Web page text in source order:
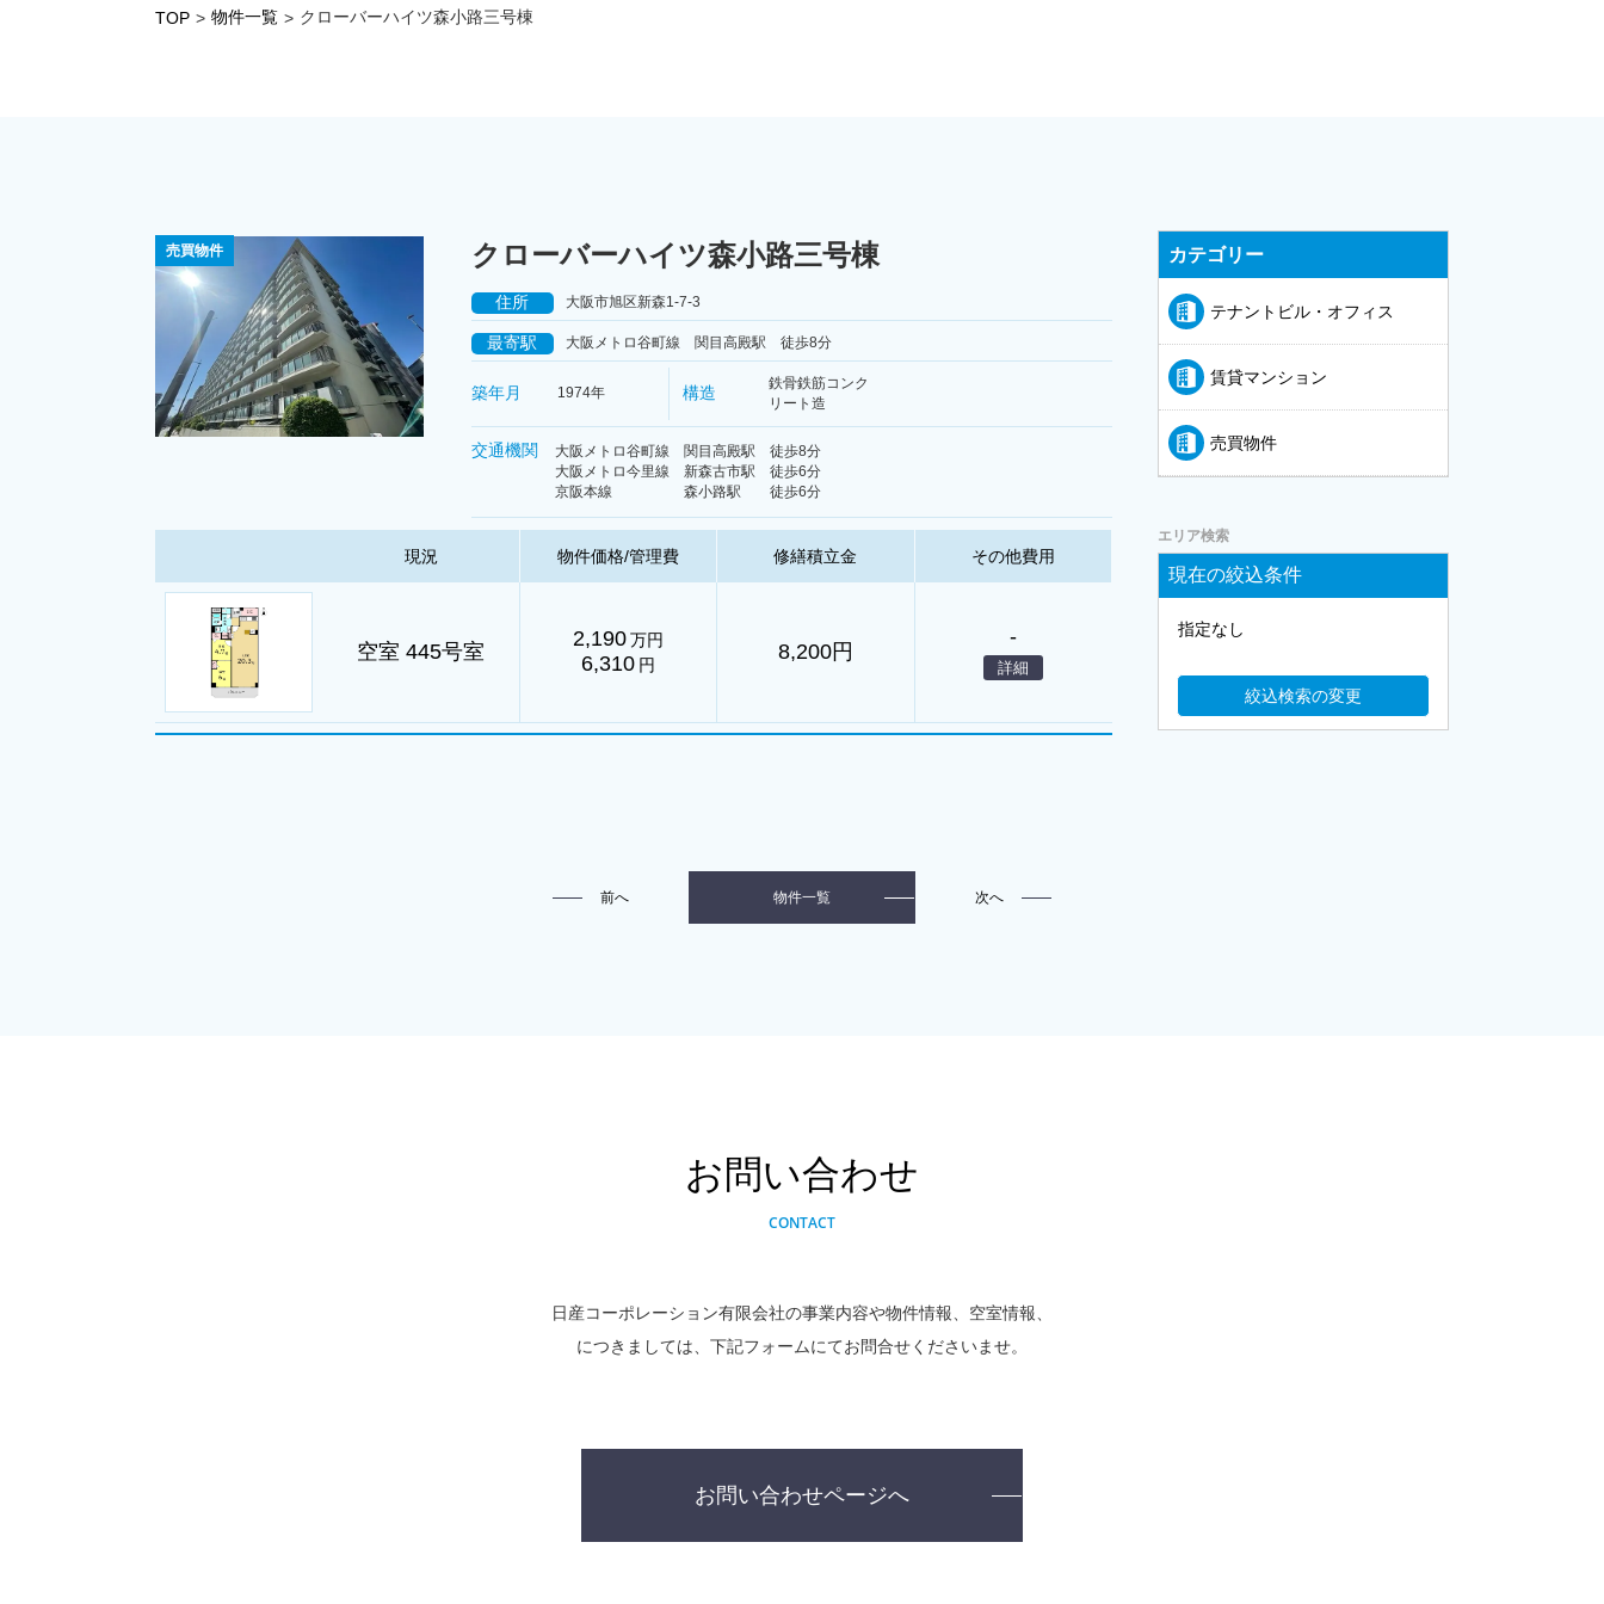
TOP > 物件一覧 > クローバーハイツ森小路三号棟
売買物件 クローバーハイツ森小路三号棟
住所 大阪市旭区新森1-7-3
最寄駅 大阪メトロ谷町線 関目高殿駅 徒歩8分
築年月 1974年 構造
鉄骨鉄筋コンク
リート造
交通機関
大阪メトロ谷町線 関目高殿駅 徒歩8分
大阪メトロ今里線 新森古市駅 徒歩6分
京阪本線 森小路駅 徒歩6分
現況 物件価格/管理費 修繕積立金 その他費用
空室 445号室
2,190 万円
6,310 円
8,200円
-
詳細
カテゴリー
テナントビル・オフィス
賃貸マンション
売買物件
エリア検索
現在の絞込条件
指定なし
絞込検索の変更
前へ 物件一覧 次へ
お問い合わせ
CONTACT
日産コーポレーション有限会社の事業内容や物件情報、空室情報、
につきましては、下記フォームにてお問合せくださいませ。
お問い合わせページへ